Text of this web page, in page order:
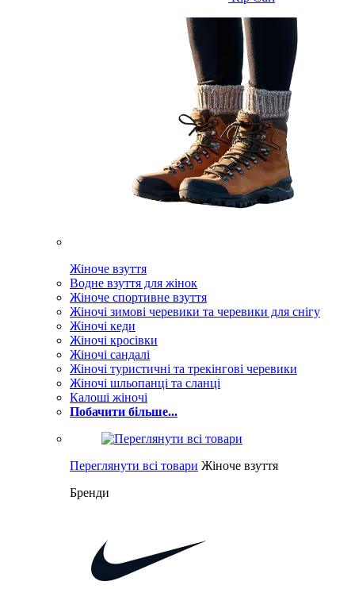
Жіноче взуття
Водне взуття для жінок
Жіноче спортивне взуття
Жіночі зимові черевики та черевики для снігу
Жіночі кеди
Жіночі кросівки
Жіночі сандалі
Жіночі туристичні та трекінгові черевики
Жіночі шльопанці та сланці
Калоші жіночі
Побачити більше...
Переглянути всі товари Жіноче взуття
Бренди